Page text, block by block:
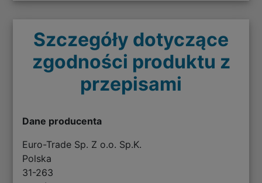
Szczegóły dotyczące
zgodności produktu z
przepisami
Dane producenta
Euro-Trade Sp. Z o.o. Sp.K.
Polska
31-263